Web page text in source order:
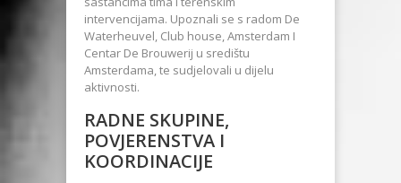
intervencijama. Upoznali se s radom De
Waterheuvel, Club house, Amsterdam I
Centar De Brouwerij u središtu
Amsterdama, te sudjelovali u dijelu
aktivnosti.
RADNE SKUPINE,
POVJERENSTVA I
KOORDINACIJE